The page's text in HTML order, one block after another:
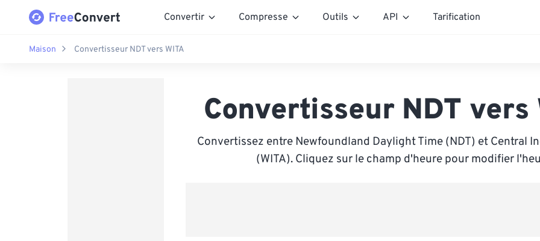
Convertir Compresse Outils API Tarification
Maison Convertisseur NDT vers WITA
Convertisseur NDT vers
Convertissez entre Newfoundland Daylight Time (NDT) et Central
(WITA). Cliquez sur le champ d'heure pour modifier